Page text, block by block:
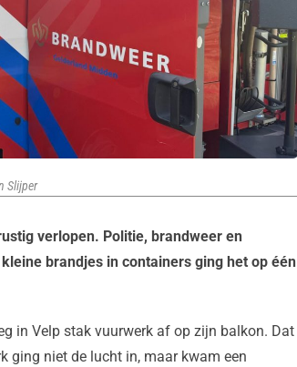
Slijper
verlopen. Politie, brandweer en
brandjes in containers ging het op één
in Velp stak vuurwerk af op zijn balkon. Dat
ging niet de lucht in, maar kwam een